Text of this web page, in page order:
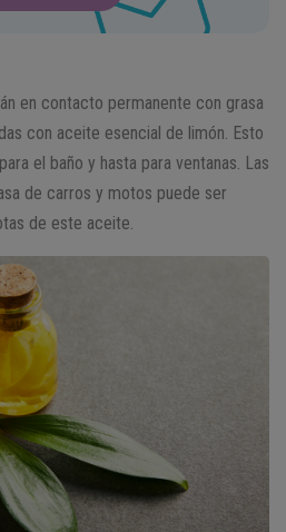
en contacto permanente con grasa
con aceite esencial de limón. Esto
el baño y hasta para ventanas. Las
de carros y motos puede ser
de este aceite.